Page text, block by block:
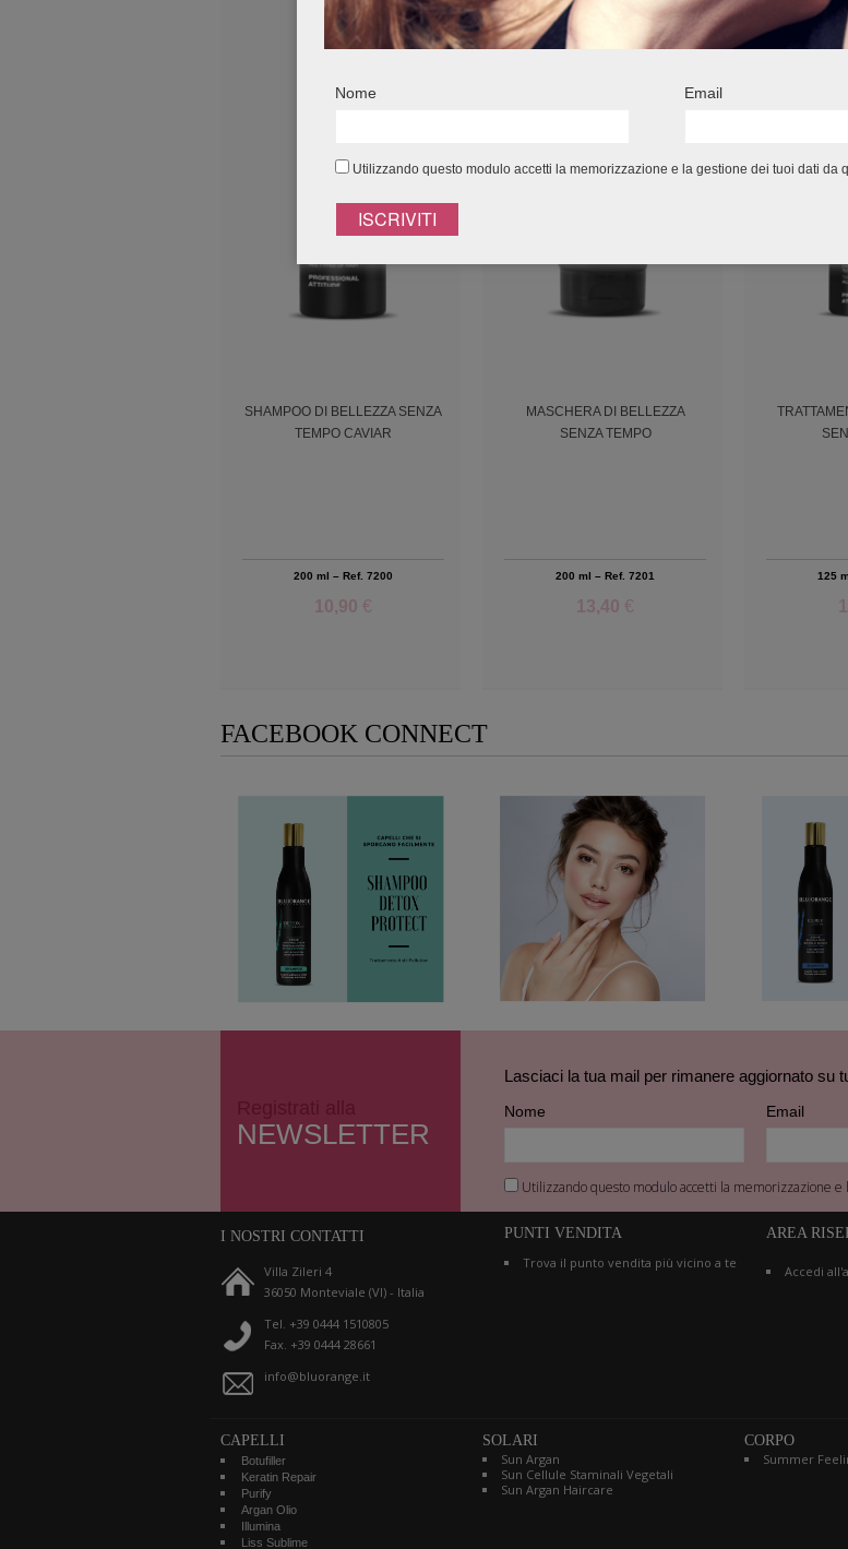
SHAMPOO DI BELLEZZA SENZA
TEMPO CAVIAR
200 ml – Ref. 7200
10,90 €
MASCHERA DI BELLEZZA
SENZA TEMPO
200 ml – Ref. 7201
13,40 €
125
FACEBOOK CONNECT
NEWSLETTER
Lasciaci la tua mail per rimanere aggiornato su
Nome Email
Utilizzando questo modulo accetti la memorizzazione
I NOSTRI CONTATTI
Villa Zileri 4
36050 Monteviale (VI) - Italia
Tel. +39 0444 1510805
Fax. +39 0444 28661
info@bluorange.it
PUNTI VENDITA
Trova il punto vendita più vicino a te
AREA
Accedi
CAPELLI
Botufiller
Keratin Repair
Purify
Argan Olio
Illumina
Liss Sublime
SOLARI
Sun Argan
Sun Cellule Staminali Vegetali
Sun Argan Haircare
CORPO
Summer
Nome Email
Utilizzando questo modulo accetti la memorizzazione e la gestione dei tuoi dati da